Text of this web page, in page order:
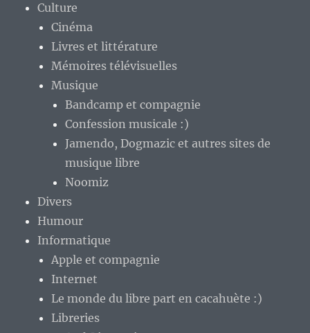
Culture
Cinéma
Livres et littérature
Mémoires télévisuelles
Musique
Bandcamp et compagnie
Confession musicale :)
Jamendo, Dogmazic et autres sites de
musique libre
Noomiz
Divers
Humour
Informatique
Apple et compagnie
Internet
Le monde du libre part en cacahuète :)
Libreries